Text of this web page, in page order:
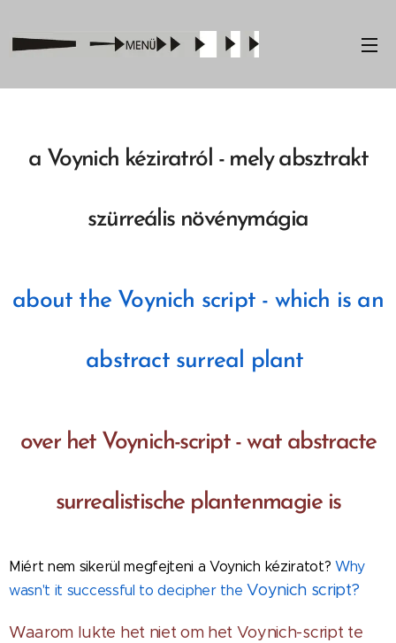
a Voynich kéziratról - mely absztrakt
szürreális növénymágia
about the Voynich script - which is an
abstract surreal plant
over het Voynich-script - wat abstracte
surrealistische plantenmagie is
Miért nem sikerül megfejteni a Voynich kéziratot? Why
wasn't it successful to decipher theVoynich script?
Waarom lukte het niet om het Voynich-script te